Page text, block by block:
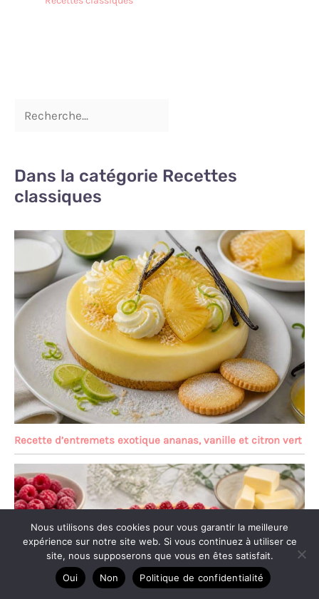
Dans la catégorie Recettes
classiques
Recette d’entremets exotique ananas, vanille et citron vert
Nous utilisons des cookies pour vous garantir la meilleure
expérience sur notre site web. Si vous continuez à utiliser ce
site, nous supposerons que vous en êtes satisfait.
Oui
Non Politique de confidentialité